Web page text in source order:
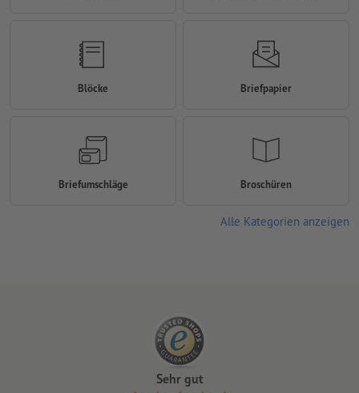
Blöcke Briefpapier
Briefumschläge Broschüren
Alle Kategorien anzeigen
Sehr gut